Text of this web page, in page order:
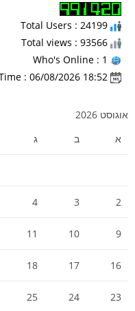
אוגוסט 2026
א
ב ג
2
3
4
9
10
11
16
17
18
23
24
25